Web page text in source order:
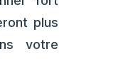
plus
votre